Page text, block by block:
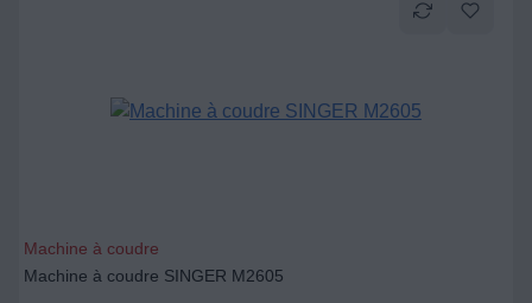
Machine à coudre
Machine à coudre SINGER M2605